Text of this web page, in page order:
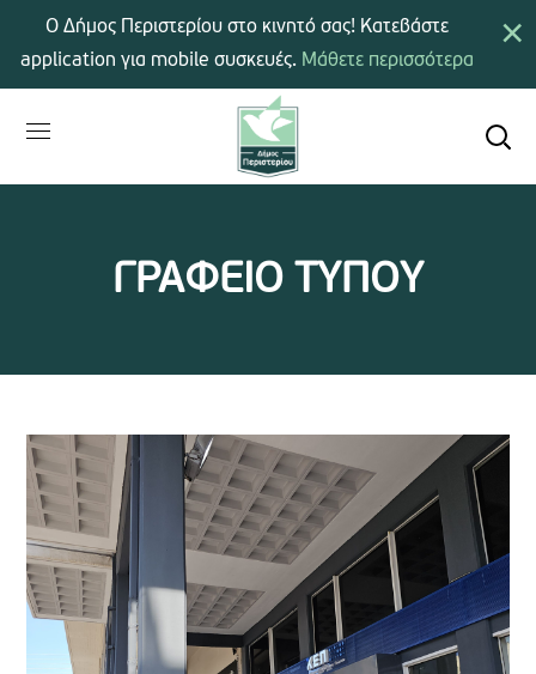
ΓΡΑΦΕΙΟ ΤΥΠΟΥ
×
Ο Δήμος Περιστερίου στο κινητό σας! Κατεβάστε
application για mobile συσκευές. Μάθετε περισσότερα